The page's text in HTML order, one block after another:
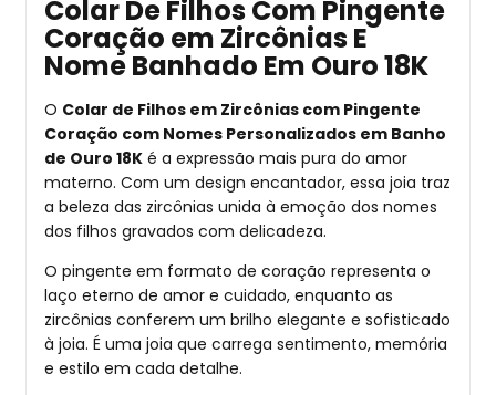
Colar De Filhos Com Pingente
Coração em Zircônias E
Nome Banhado Em Ouro 18K
O Colar de Filhos em Zircônias com Pingente
Coração com Nomes Personalizados em Banho
de Ouro 18K é a expressão mais pura do amor
materno. Com um design encantador, essa joia traz
a beleza das zircônias unida à emoção dos nomes
dos filhos gravados com delicadeza.
O pingente em formato de coração representa o
laço eterno de amor e cuidado, enquanto as
zircônias conferem um brilho elegante e sofisticado
à joia. É uma joia que carrega sentimento, memória
e estilo em cada detalhe.